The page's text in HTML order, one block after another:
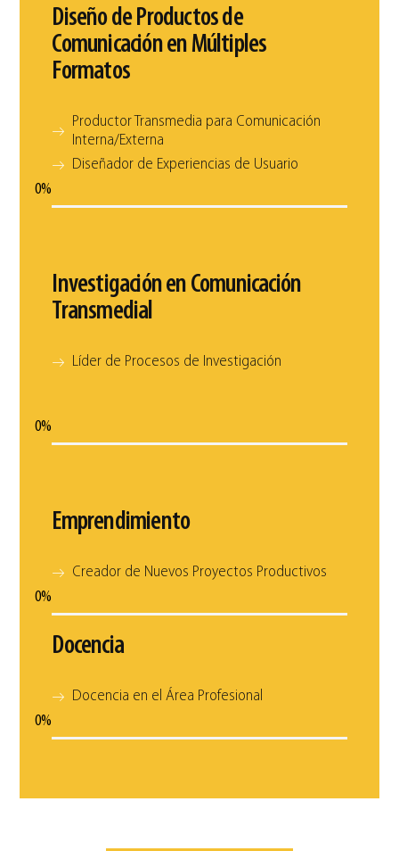
Diseño de Productos de
Comunicación en Múltiples
Formatos
Productor Transmedia para Comunicación
Interna/Externa
Diseñador de Experiencias de Usuario
0%
Investigación en Comunicación
Transmedial
Líder de Procesos de Investigación
0%
Emprendimiento
Creador de Nuevos Proyectos Productivos
0%
Docencia
Docencia en el Área Profesional
0%